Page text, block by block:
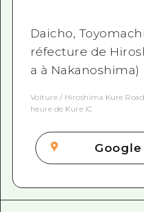
Daicho,
réfecture de
a à Nakanoshima)
Voiture / Hiroshima Kure
heure de Kure IC
Google